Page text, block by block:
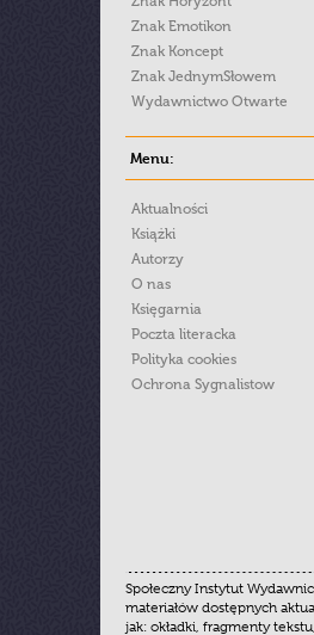
Znak Emotikon
Znak Koncept
Znak JednymSłowem
Wydawnictwo Otwarte
Menu:
Aktualności
Książki
Autorzy
O nas
Księgarnia
Poczta literacka
Polityka cookies
Ochrona Sygnalistow
Społeczny Instytut
materiałów dostępnych
jak: okładki, fragmenty